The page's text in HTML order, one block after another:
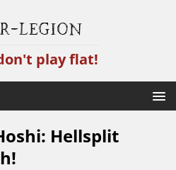
Legion
play flat!
Hellsplit